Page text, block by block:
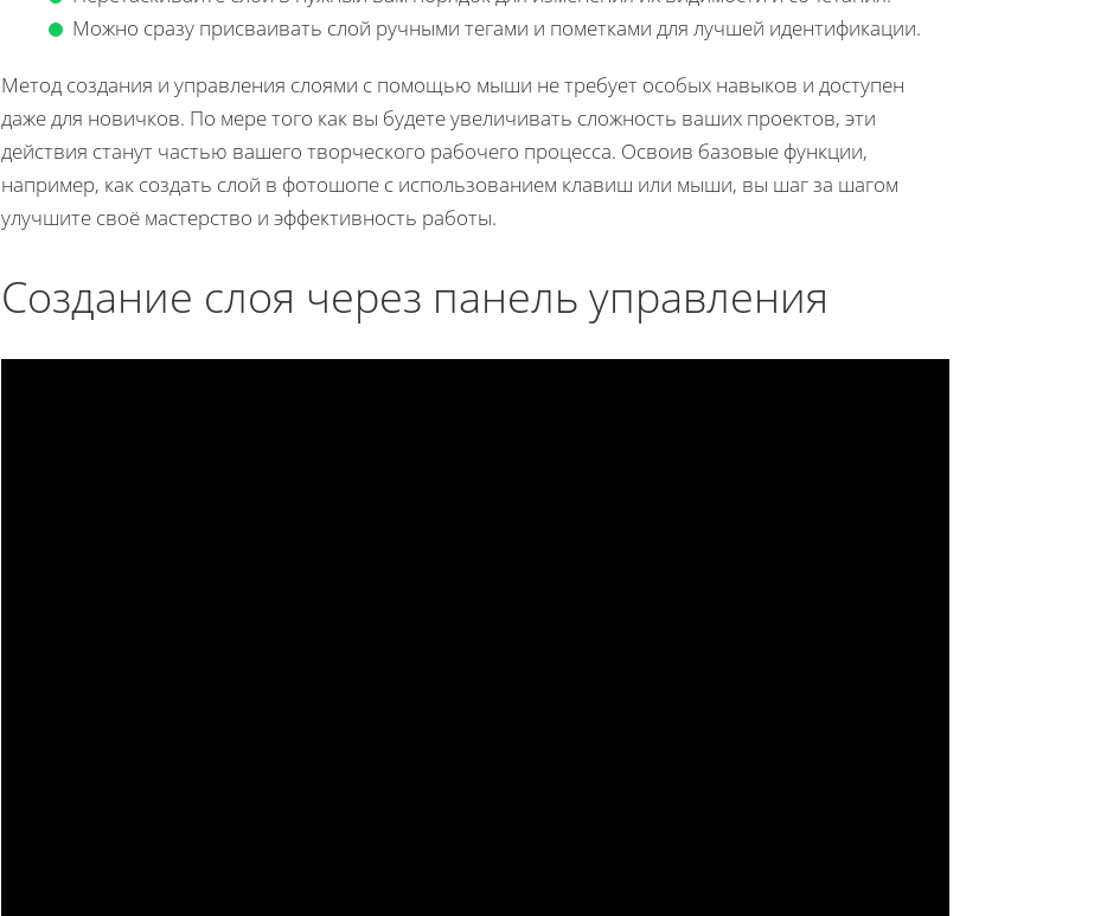
Можно сразу присваивать слой ручными тегами и пометками для лучшей идентификации.
Метод создания и управления слоями с помощью мыши не требует особых навыков и доступен
даже для новичков. По мере того как вы будете увеличивать сложность ваших проектов, эти
действия станут частью вашего творческого рабочего процесса. Освоив базовые функции,
например, как создать слой в фотошопе с использованием клавиш или мыши, вы шаг за шагом
улучшите своё мастерство и эффективность работы.
Создание слоя через панель управления